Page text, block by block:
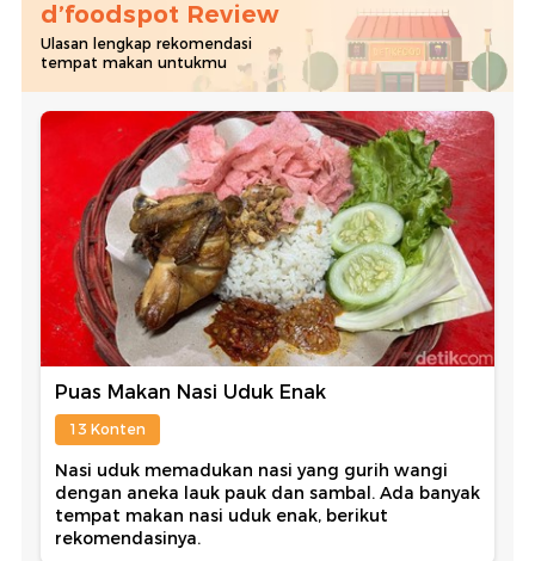
d’foodspot Review
Ulasan lengkap rekomendasi
tempat makan untukmu
Puas Makan Nasi Uduk Enak
13 Konten
Nasi uduk memadukan nasi yang gurih wangi
dengan aneka lauk pauk dan sambal. Ada banyak
tempat makan nasi uduk enak, berikut
rekomendasinya.